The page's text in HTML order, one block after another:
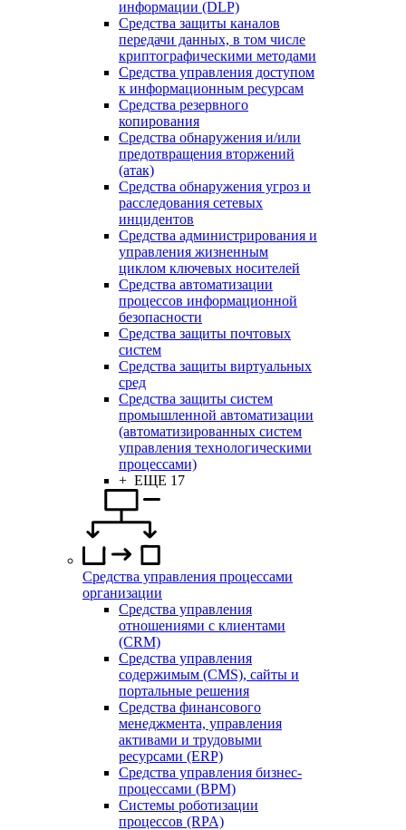
информации (DLP)
Средства защиты каналов
передачи данных, в том числе
криптографическими методами
Средства управления доступом
к информационным ресурсам
Средства резервного
копирования
Средства обнаружения и/или
предотвращения вторжений
(атак)
Средства обнаружения угроз и
расследования сетевых
инцидентов
Средства администрирования и
управления жизненным
циклом ключевых носителей
Средства автоматизации
процессов информационной
безопасности
Средства защиты почтовых
систем
Средства защиты виртуальных
сред
Средства защиты систем
промышленной автоматизации
(автоматизированных систем
управления технологическими
процессами)
+ ЕЩЕ 17
Средства управления процессами
организации
Средства управления
отношениями с клиентами
(CRM)
Средства управления
содержимым (CMS), сайты и
портальные решения
Средства финансового
менеджмента, управления
активами и трудовыми
ресурсами (ERP)
Средства управления бизнес-
процессами (BPM)
Системы роботизации
процессов (RPA)